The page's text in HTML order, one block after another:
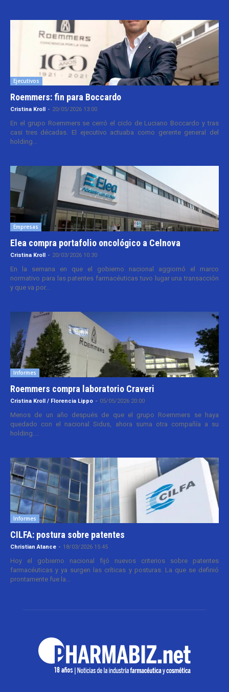
Ejecutivos
Roemmers: fin para Boccardo
Cristina Kroll - 20/05/2026 13:00
En el grupo Roemmers se cerró el ciclo de Luciano Boccardo y tras
casi tres décadas. El ejecutivo actuaba como gerente general del
holding...
Empresas
Elea compra portafolio oncológico a Celnova
Cristina Kroll - 20/03/2026 10:30
En la semana en que el gobierno nacional aggiornó el marco
normativo para las patentes farmacéuticas tuvo lugar una transacción
y que va por...
Informes
Roemmers compra laboratorio Craveri
Cristina Kroll / Florencia Lippo - 05/05/2026 20:00
Menos de un año después de que el grupo Roemmers se haya
quedado con el nacional Sidus, ahora suma otra compañía a su
holding....
Informes
CILFA: postura sobre patentes
Christian Atance - 18/03/2026 15:45
Hoy el gobierno nacional fijó nuevos criterios sobre patentes
farmacéuticas y ya surgen las críticas y posturas. La que se definió
prontamente fue la...